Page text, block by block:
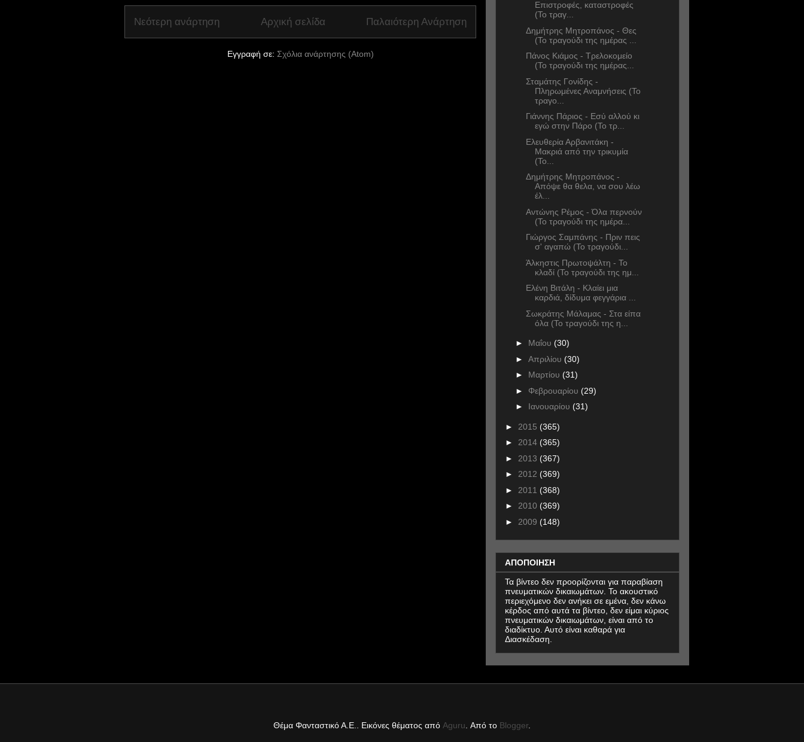
Νεότερη ανάρτηση Παλαιότερη Ανάρτηση
Αρχική σελίδα
Εγγραφή σε: Σχόλια ανάρτησης (Atom)
Επιστροφές, καταστροφές
(Το τραγ...
Δημήτρης Μητροπάνος - Θες
(Το τραγούδι της ημέρας ...
Πάνος Κιάμος - Τρελοκομείο
(Το τραγούδι της ημέρας...
Σταμάτης Γονίδης -
Πληρωμένες Αναμνήσεις (Το
τραγο...
Γιάννης Πάριος - Εσύ αλλού κι
εγώ στην Πάρο (Το τρ...
Ελευθερία Αρβανιτάκη -
Μακριά από την τρικυμία
(Το...
Δημήτρης Μητροπάνος -
Απόψε θα θελα, να σου λέω
έλ...
Αντώνης Ρέμος - Όλα περνούν
(Το τραγούδι της ημέρα...
Γιώργος Σαμπάνης - Πριν πεις
σ' αγαπώ (Το τραγούδι...
Άλκηστις Πρωτοψάλτη - Το
κλαδί (Το τραγούδι της ημ...
Ελένη Βιτάλη - Κλαίει μια
καρδιά, δίδυμα φεγγάρια ...
Σωκράτης Μάλαμας - Στα είπα
όλα (Το τραγούδι της η...
► Μαΐου (30)
► Απριλίου (30)
► Μαρτίου (31)
► Φεβρουαρίου (29)
► Ιανουαρίου (31)
► 2015 (365)
► 2014 (365)
► 2013 (367)
► 2012 (369)
► 2011 (368)
► 2010 (369)
► 2009 (148)
ΑΠΟΠΟΙΗΣΗ
Τα βίντεο δεν προορίζονται για παραβίαση
πνευματικών δικαιωμάτων. Το ακουστικό
περιεχόμενο δεν ανήκει σε εμένα, δεν κάνω
κέρδος από αυτά τα βίντεο, δεν είμαι κύριος
πνευματικών δικαιωμάτων, είναι από το
διαδίκτυο. Αυτό είναι καθαρά για
Διασκέδαση.
Θέμα Φανταστικό Α.Ε.. Εικόνες θέματος από Aguru . Από το Blogger